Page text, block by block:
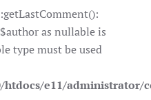
as nullable is
type must be used
htdocs/e11/